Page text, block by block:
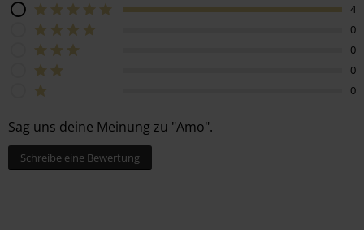
4
0
0
0
0
Sag uns deine Meinung zu "Amo".
Schreibe eine Bewertung